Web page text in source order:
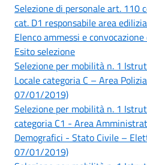
Selezione di personale art. 110
cat. D1 responsabile area
Elenco ammessi e
Esito selezione
Selezione per mobilità n. 1
Locale categoria C – Area
07/01/2019)
Selezione per mobilità n. 1
categoria C1 - Area
Demografici - Stato Civile –
07/01/2019)